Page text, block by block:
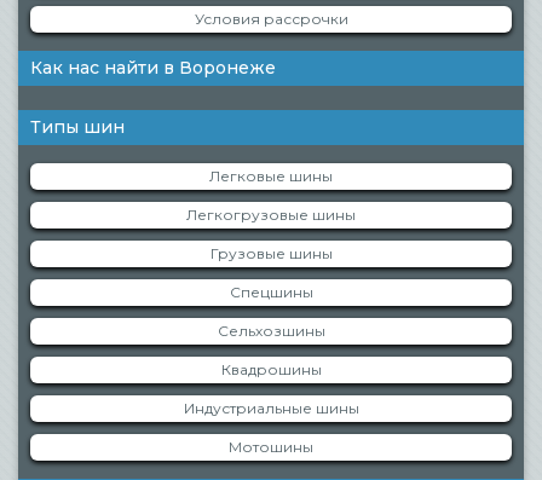
Условия рассрочки
Как нас найти в Воронеже
Типы шин
Легковые шины
Легкогрузовые шины
Грузовые шины
Спецшины
Сельхозшины
Квадрошины
Индустриальные шины
Мотошины